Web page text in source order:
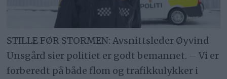
STILLE FØR STORMEN: Avsnittsleder Øyvind
Unsgård sier politiet er godt bemannet. – Vi er
forberedt på både flom og trafikkulykker i